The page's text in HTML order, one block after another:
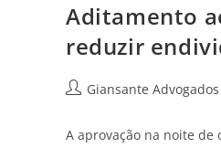
Aditamento
reduzir
Giansante
A aprovação na noite